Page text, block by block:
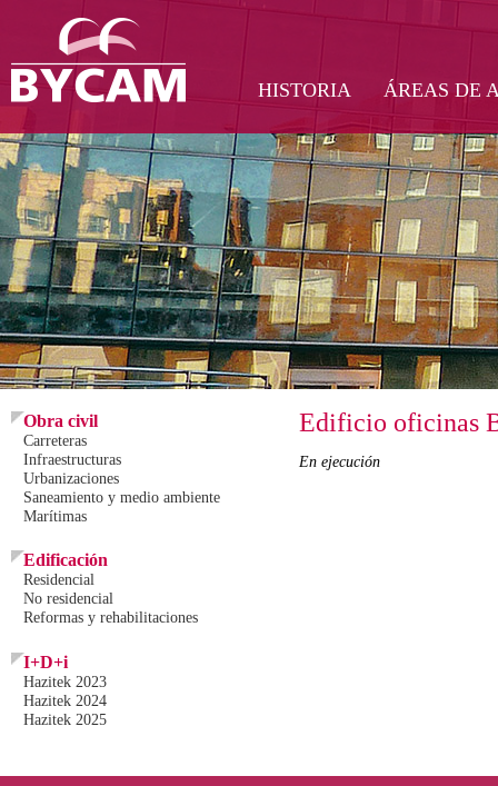
HISTORIA ÁREAS DE
Obra civil
Carreteras
Infraestructuras
Urbanizaciones
Saneamiento y medio ambiente
Marítimas
Edificación
Residencial
No residencial
Reformas y rehabilitaciones
I+D+i
Hazitek 2023
Hazitek 2024
Hazitek 2025
Edificio oficinas
En ejecución